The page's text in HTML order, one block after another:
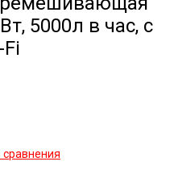
5000л в час, c
сравнения